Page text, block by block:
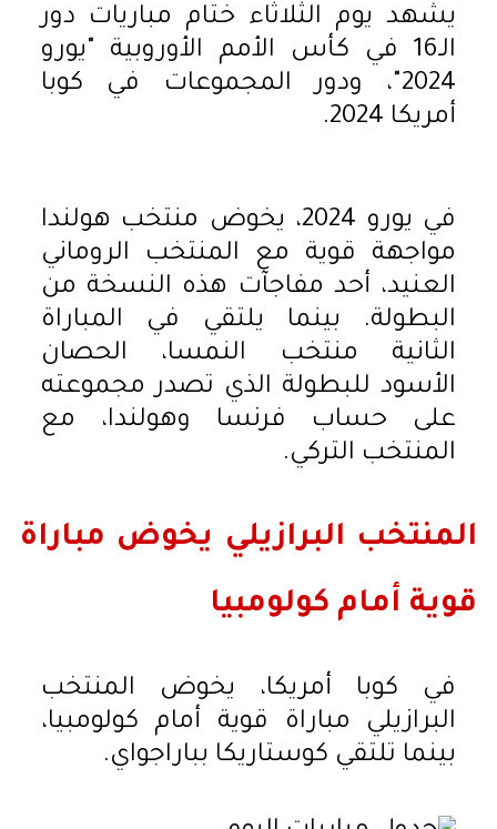
يشهد يوم الثلاثاء ختام مباريات دور
الـ16 في كأس الأمم الأوروبية "يورو
2024"، ودور المجموعات في كوبا
أمريكا 2024.
في يورو 2024، يخوض منتخب هولندا
مواجهة قوية مع المنتخب الروماني
العنيد، أحد مفاجآت هذه النسخة من
البطولة. بينما يلتقي في المباراة
الثانية منتخب النمسا، الحصان
الأسود للبطولة الذي تصدر مجموعته
على حساب فرنسا وهولندا، مع
المنتخب التركي.
المنتخب البرازيلي يخوض مباراة
قوية أمام كولومبيا
في كوبا أمريكا، يخوض المنتخب
البرازيلي مباراة قوية أمام كولومبيا،
بينما تلتقي كوستاريكا بباراجواي.